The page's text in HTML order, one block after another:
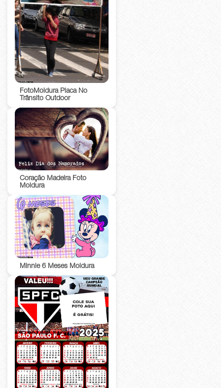
FotoMoldura Placa No
Trânsito Outdoor
Coração Madeira Foto
Moldura
Minnie 6 Meses Moldura